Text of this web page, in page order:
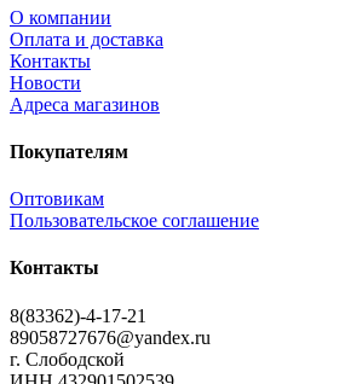
О компании
Оплата и доставка
Контакты
Новости
Адреса магазинов
Покупателям
Оптовикам
Пользовательское соглашение
Контакты
8(83362)-4-17-21
89058727676@yandex.ru
г. Слободской